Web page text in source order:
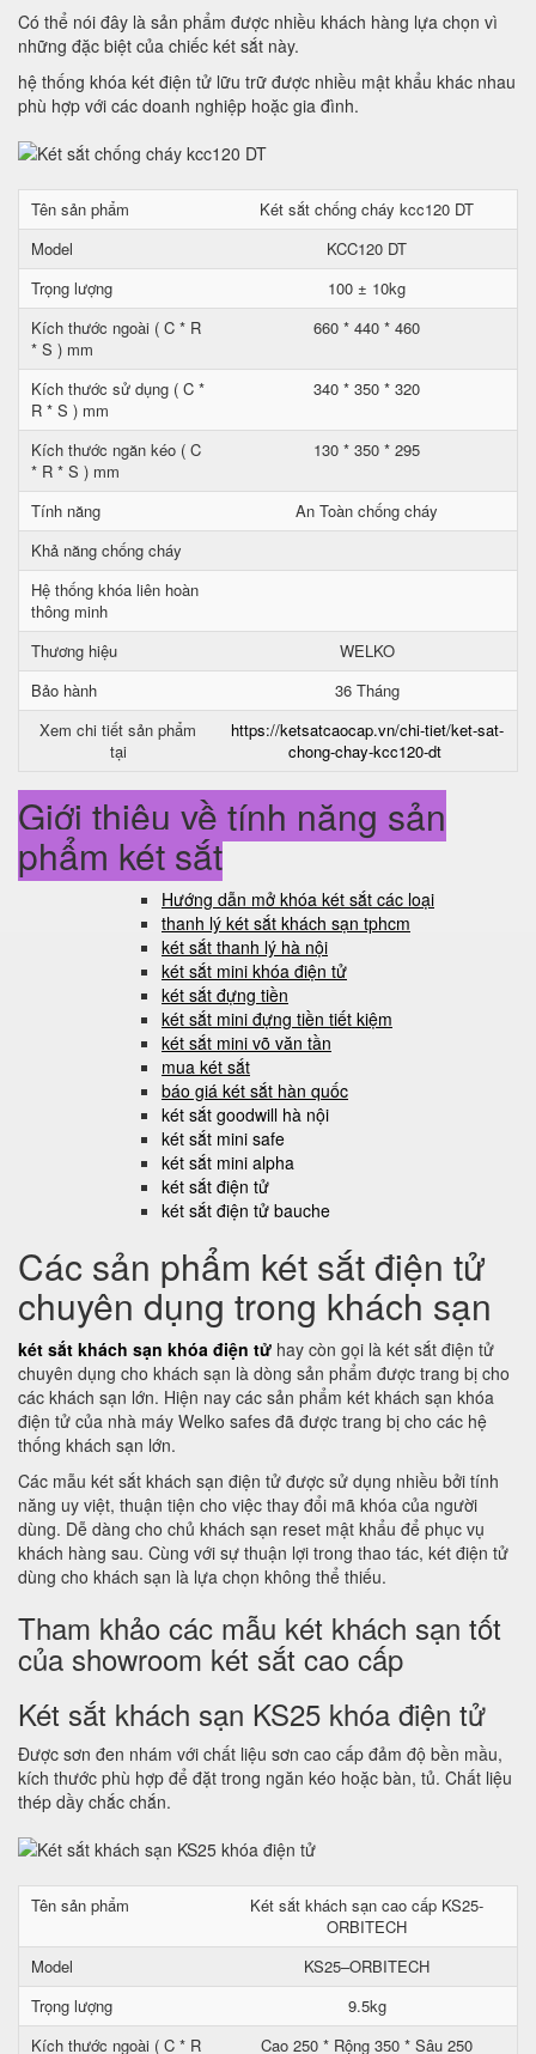
Có thể nói đây là sản phẩm được nhiều khách hàng lựa chọn vì
những đặc biệt của chiếc két sắt này.
hệ thống khóa két điện tử lữu trữ được nhiều mật khẩu khác nhau
phù hợp với các doanh nghiệp hoặc gia đình.
Tên sản phẩm
Két sắt chống cháy kcc120 DT
Model
KCC120 DT
Trọng lượng
100 ± 10kg
Kích thước ngoài ( C * R
* S ) mm
660 * 440 * 460
Kích thước sử dụng ( C *
R * S ) mm
340 * 350 * 320
Kích thước ngăn kéo ( C
* R * S ) mm
130 * 350 * 295
Tính năng
An Toàn chống cháy
Khả năng chống cháy
Hệ thống khóa liên hoàn
thông minh
Thương hiệu
WELKO
Bảo hành
36 Tháng
Xem chi tiết sản phẩm
tại
https://ketsatcaocap.vn/chi-tiet/ket-sat-
chong-chay-kcc120-dt
Giới thiệu về tính năng sản
phẩm két sắt
Hướng dẫn mở khóa két sắt các loại
thanh lý két sắt khách sạn tphcm
két sắt thanh lý hà nội
két sắt mini khóa điện tử
két sắt đựng tiền
két sắt mini đựng tiền tiết kiệm
két sắt mini võ văn tần
mua két sắt
báo giá két sắt hàn quốc
két sắt goodwill hà nội
két sắt mini safe
két sắt mini alpha
két sắt điện tử
két sắt điện tử bauche
Các sản phẩm két sắt điện tử
chuyên dụng trong khách sạn
két sắt khách sạn khóa điện tử hay còn gọi là két sắt điện tử
chuyên dụng cho khách sạn là dòng sản phẩm được trang bị cho
các khách sạn lớn. Hiện nay các sản phẩm két khách sạn khóa
điện tử của nhà máy Welko safes đã được trang bị cho các hệ
thống khách sạn lớn.
Các mẫu két sắt khách sạn điện tử được sử dụng nhiều bởi tính
năng uy việt, thuận tiện cho việc thay đổi mã khóa của người
dùng. Dễ dàng cho chủ khách sạn reset mật khẩu để phục vụ
khách hàng sau. Cùng với sự thuận lợi trong thao tác, két điện tử
dùng cho khách sạn là lựa chọn không thể thiếu.
Tham khảo các mẫu két khách sạn tốt
của showroom két sắt cao cấp
Két sắt khách sạn KS25 khóa điện tử
Được sơn đen nhám với chất liệu sơn cao cấp đảm độ bền mầu,
kích thước phù hợp để đặt trong ngăn kéo hoặc bàn, tủ. Chất liệu
thép dầy chắc chắn.
Tên sản phẩm
Két sắt khách sạn cao cấp KS25-
ORBITECH
Model
KS25–ORBITECH
Trọng lượng
9.5kg
Kích thước ngoài ( C * R
Cao 250 * Rộng 350 * Sâu 250